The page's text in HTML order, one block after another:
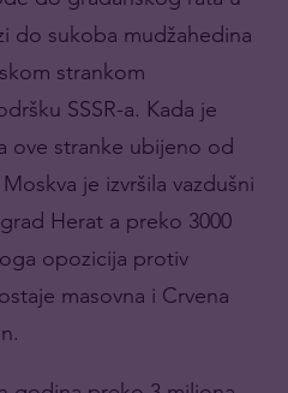
do sukoba mudžahedina
strankom
SSSR-a. Kada je
ove stranke ubijeno od
je izvršila vazdušni
Herat a preko 3000
opozicija protiv
masovna i Crvena